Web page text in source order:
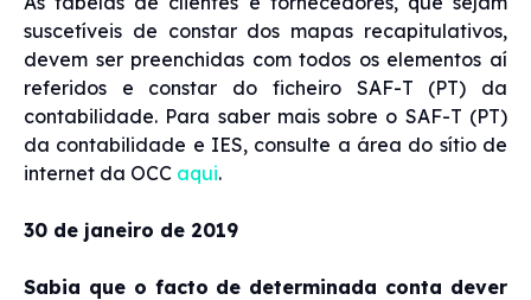
suscetíveis de constar dos mapas recapitulativos,
devem ser preenchidas com todos os elementos aí
referidos e constar do ficheiro SAF-T (PT) da
contabilidade. Para saber mais sobre o SAF-T (PT)
da contabilidade e IES, consulte a área do sítio de
internet da OCC aqui.
30 de janeiro de 2019
Sabia que o facto de determinada conta dever